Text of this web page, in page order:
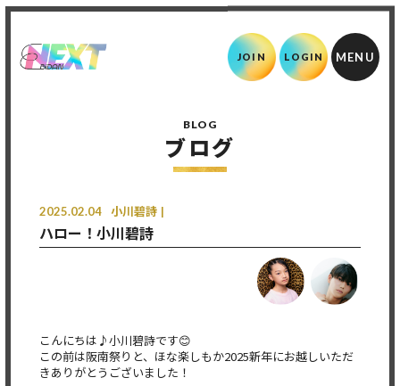
JOIN LOGIN
BLOG
ブログ
2025.02.04 小川碧詩
ハロー！小川碧詩
こんにちは♪小川碧詩です😊
この前は阪南祭りと、ほな楽しもか2025新年にお越しいただ
きありがとうございました！